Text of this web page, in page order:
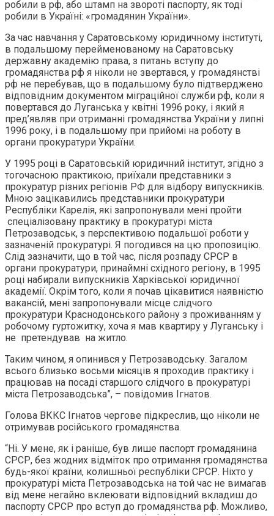
робили в рф, або штамп на звороті паспорту, як тоді
робили в Україні: «громадянин України».
За час навчання у Саратовському юридичному інституті,
в подальшому перейменованому на Саратовську
державну академію права, з питань вступу до
громадянства рф я ніколи не звертався, у громадянстві
рф не перебував, що в подальшому було підтверджено
відповідним документом міграційної служби рф, коли я
повертався до Луганська у квітні 1996 року, і який я
пред’являв при отриманні громадянства України у липні
1996 року, і в подальшому при прийомі на роботу в
органи прокуратури України.
У 1995 році в Саратовській юридичний інститут, згідно з
тогочасною практикою, приїхали представники з
прокуратур різних регіонів РФ для відбору випускників.
Мною зацікавились представники прокуратури
Республіки Карелія, які запропонували мені пройти
спеціалізовану практику в прокуратурі міста
Петрозаводськ, з перспективою подальшої роботи у
зазначеній прокуратурі. Я погодився на цю пропозицію.
Слід зазначити, що в той час, після розпаду СРСР в
органи прокуратури, принаймні східного регіону, в 1995
році набирали випускників Харківської юридичної
академії. Окрім того, коли я почав цікавитися наявністю
вакансій, мені запропонували місце слідчого
прокуратури Краснодонського району з проживанням у
робочому гуртожитку, хоча я мав квартиру у Луганську і
не претендував на житло.
Таким чином, я опинився у Петрозаводську. Загалом
всього близько восьми місяців я проходив практику і
працював на посаді старшого слідчого в прокуратурі
міста Петрозаводська”, – повідомив Ігнатов.
Голова ВККС Ігнатов чергове підкреслив, що ніколи не
отримував російського громадянства.
“Ні. У мене, як і раніше, був лише паспорт громадянина
СРСР, без жодних відміток про отримання громадянства
будь-якої країни, колишньої республіки СРСР. Ніхто у
прокуратурі міста Петрозаводська на той час не вимагав
від мене негайно вклеювати відповідний вкладиш до
паспорту СРСР про вступ до громадянства рф. Можливо,